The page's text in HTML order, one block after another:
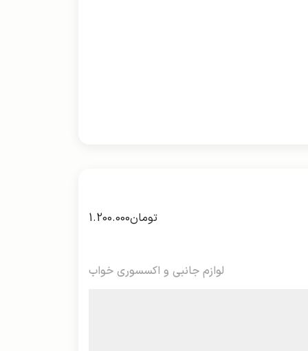
تومان1.200.000
لوازم جانبی و اکسسوری خواب